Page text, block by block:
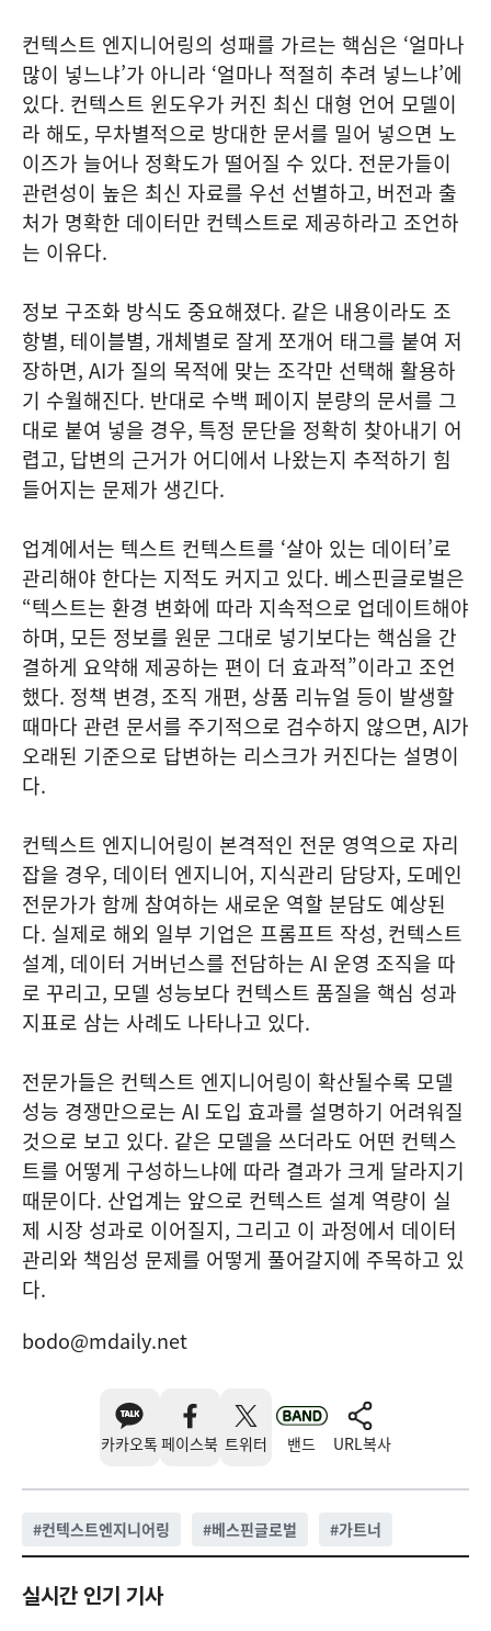
컨텍스트 엔지니어링의 성패를 가르는 핵심은 ‘얼마나
많이 넣느냐’가 아니라 ‘얼마나 적절히 추려 넣느냐’에
있다. 컨텍스트 윈도우가 커진 최신 대형 언어 모델이
라 해도, 무차별적으로 방대한 문서를 밀어 넣으면 노
이즈가 늘어나 정확도가 떨어질 수 있다. 전문가들이
관련성이 높은 최신 자료를 우선 선별하고, 버전과 출
처가 명확한 데이터만 컨텍스트로 제공하라고 조언하
는 이유다.
정보 구조화 방식도 중요해졌다. 같은 내용이라도 조
항별, 테이블별, 개체별로 잘게 쪼개어 태그를 붙여 저
장하면, AI가 질의 목적에 맞는 조각만 선택해 활용하
기 수월해진다. 반대로 수백 페이지 분량의 문서를 그
대로 붙여 넣을 경우, 특정 문단을 정확히 찾아내기 어
렵고, 답변의 근거가 어디에서 나왔는지 추적하기 힘
들어지는 문제가 생긴다.
업계에서는 텍스트 컨텍스트를 ‘살아 있는 데이터’로
관리해야 한다는 지적도 커지고 있다. 베스핀글로벌은
“텍스트는 환경 변화에 따라 지속적으로 업데이트해야
하며, 모든 정보를 원문 그대로 넣기보다는 핵심을 간
결하게 요약해 제공하는 편이 더 효과적”이라고 조언
했다. 정책 변경, 조직 개편, 상품 리뉴얼 등이 발생할
때마다 관련 문서를 주기적으로 검수하지 않으면, AI가
오래된 기준으로 답변하는 리스크가 커진다는 설명이
다.
컨텍스트 엔지니어링이 본격적인 전문 영역으로 자리
잡을 경우, 데이터 엔지니어, 지식관리 담당자, 도메인
전문가가 함께 참여하는 새로운 역할 분담도 예상된
다. 실제로 해외 일부 기업은 프롬프트 작성, 컨텍스트
설계, 데이터 거버넌스를 전담하는 AI 운영 조직을 따
로 꾸리고, 모델 성능보다 컨텍스트 품질을 핵심 성과
지표로 삼는 사례도 나타나고 있다.
전문가들은 컨텍스트 엔지니어링이 확산될수록 모델
성능 경쟁만으로는 AI 도입 효과를 설명하기 어려워질
것으로 보고 있다. 같은 모델을 쓰더라도 어떤 컨텍스
트를 어떻게 구성하느냐에 따라 결과가 크게 달라지기
때문이다. 산업계는 앞으로 컨텍스트 설계 역량이 실
제 시장 성과로 이어질지, 그리고 이 과정에서 데이터
관리와 책임성 문제를 어떻게 풀어갈지에 주목하고 있
다.
bodo@mdaily.net
카카오톡 페이스북 트위터 밴드 URL복사
#컨텍스트엔지니어링 #베스핀글로벌 #가트너
실시간 인기 기사